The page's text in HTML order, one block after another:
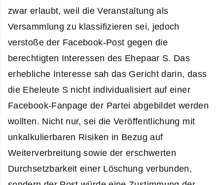
zwar erlaubt, weil die Veranstaltung als
Versammlung zu klassifizieren sei, jedoch
verstoße der Facebook-Post gegen die
berechtigten Interessen des Ehepaar S. Das
erhebliche Interesse sah das Gericht darin, dass
die Eheleute S nicht individualisiert auf einer
Facebook-Fanpage der Partei abgebildet werden
wollten. Nicht nur, sei die Veröffentlichung mit
unkalkulierbaren Risiken in Bezug auf
Weiterverbreitung sowie der erschwerten
Durchsetzbarkeit einer Löschung verbunden,